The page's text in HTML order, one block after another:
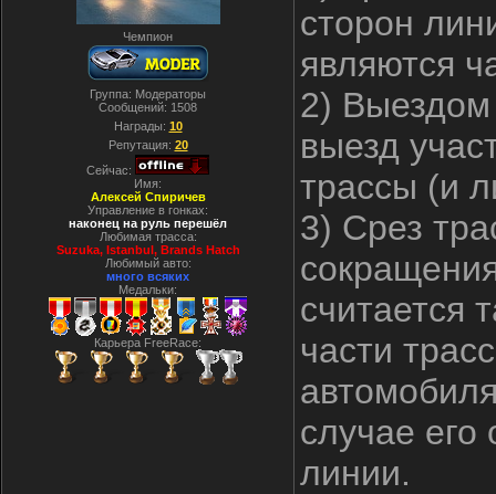
Чемпион
Группа: Модераторы
Сообщений: 1508
Награды: 10
Репутация: 20
Сейчас:
Имя:
Алексей Спиричев
Управление в гонках:
наконец на руль перешёл
Любимая трасса:
Suzuka, Istanbul, Вrands Hatch
Любимый авто:
много всяких
Медальки:
Карьера FreeRace:
сторон
являются
2) Выездом
выезд
трассы (и
3) Срез
считается
части
случае его
линии.